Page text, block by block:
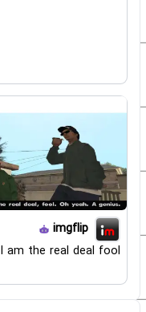
imgflip
I am the real deal fool